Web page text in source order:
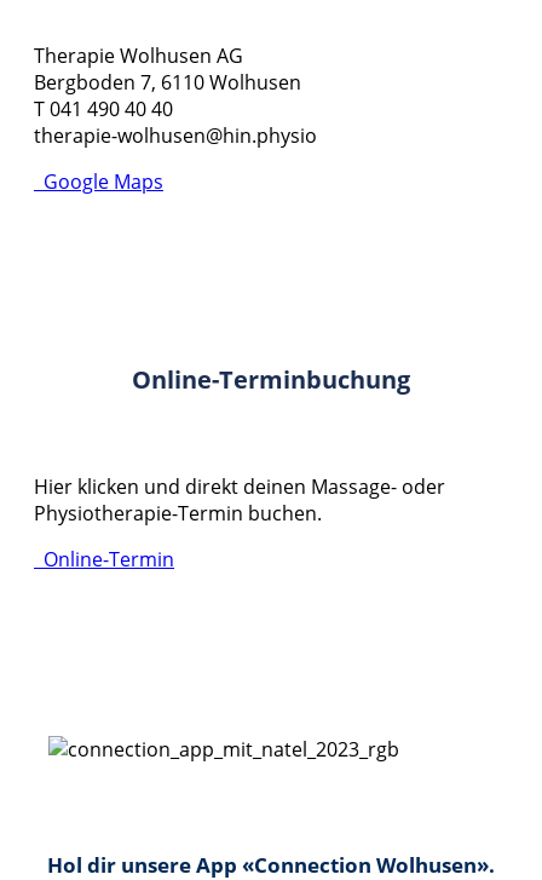
Therapie Wolhusen AG
Bergboden 7, 6110 Wolhusen
T 041 490 40 40
therapie-wolhusen@hin.physio
Google Maps
Online-Terminbuchung
Hier klicken und direkt deinen Massage- oder
Physiotherapie-Termin buchen.
Online-Termin
Hol dir unsere App «Connection Wolhusen».